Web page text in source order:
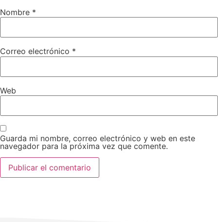
Nombre *
Correo electrónico *
Web
Guarda mi nombre, correo electrónico y web en este
navegador para la próxima vez que comente.